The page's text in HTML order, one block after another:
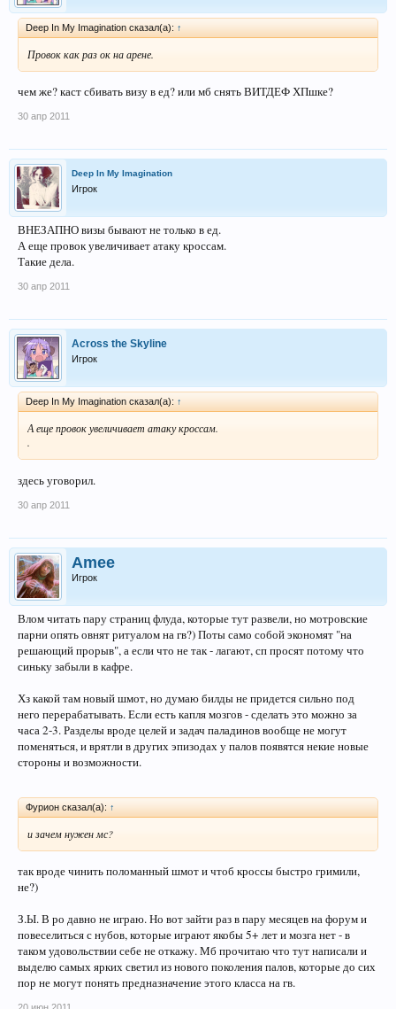
Deep In My Imagination сказал(а): ↑
Провок как раз ок на арене.
чем же? каст сбивать визу в ед? или мб снять ВИТДЕФ ХПшке?
30 апр 2011
Deep In My Imagination
Игрок
ВНЕЗАПНО визы бывают не только в ед.
А еще провок увеличивает атаку кроссам.
Такие дела.
30 апр 2011
Across the Skyline
Игрок
Deep In My Imagination сказал(а): ↑
А еще провок увеличивает атаку кроссам.
.
здесь уговорил.
30 апр 2011
Amee
Игрок
Влом читать пару страниц флуда, которые тут развели, но мотровские
парни опять овнят ритуалом на гв?) Поты само собой экономят "на
решающий прорыв", а если что не так - лагают, сп просят потому что
синьку забыли в кафре.
Хз какой там новый шмот, но думаю билды не придется сильно под
него перерабатывать. Если есть капля мозгов - сделать это можно за
часа 2-3. Разделы вроде целей и задач паладинов вообще не могут
поменяться, и врятли в других эпизодах у палов появятся некие новые
стороны и возможности.
Фурион сказал(а): ↑
и зачем нужен мс?
так вроде чинить поломанный шмот и чтоб кроссы быстро гримили,
не?)
З.Ы. В ро давно не играю. Но вот зайти раз в пару месяцев на форум и
повеселиться с нубов, которые играют якобы 5+ лет и мозга нет - в
таком удовольствии себе не откажу. Мб прочитаю что тут написали и
выделю самых ярких светил из нового поколения палов, которые до сих
пор не могут понять предназначение этого класса на гв.